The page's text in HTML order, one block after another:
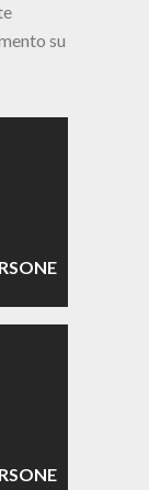
gli effetti degli
su